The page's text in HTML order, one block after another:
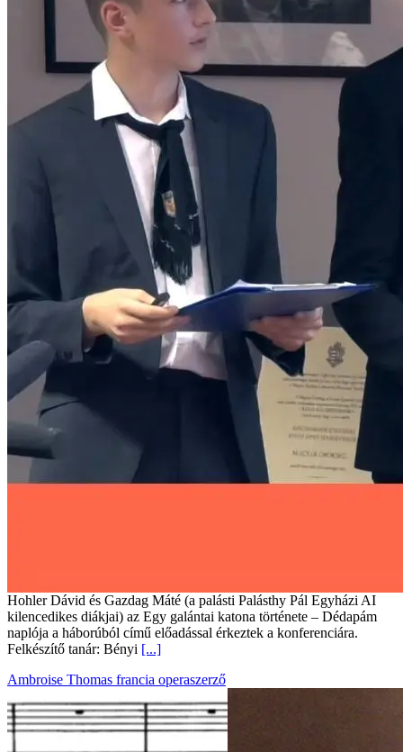
Hohler Dávid és Gazdag Máté (a palásti Palásthy Pál Egyházi AI
kilencedikes diákjai) az Egy galántai katona története – Dédapám
naplója a háborúból című előadással érkeztek a konferenciára.
Felkészítő tanár: Bényi [...]
Ambroise Thomas francia operaszerző